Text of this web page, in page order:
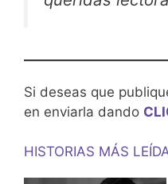
Si deseas que
en enviarla dando
HISTORIAS MÁS